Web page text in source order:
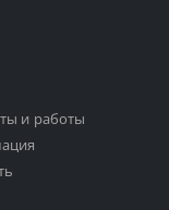
и работы